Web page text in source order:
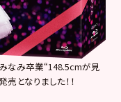
なみ卒業“148.5cmが見
となりました！！